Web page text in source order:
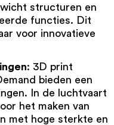
structuren en
functies. Dit
voor innovatieve
: 3D print
bieden een
In de luchtvaart
het maken van
met hoge sterkte en